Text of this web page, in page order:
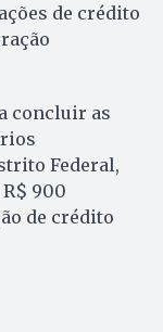
de crédito
concluir as
Federal,
900
de crédito